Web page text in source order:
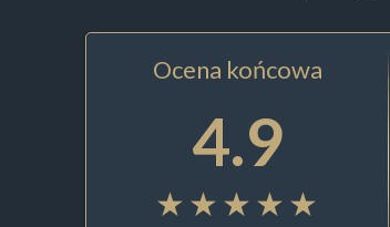
Ocena końcowa
4.9